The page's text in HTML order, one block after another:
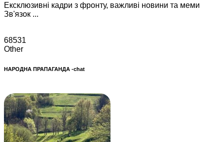
Ексклюзивні кадри з фронту, важливі новини та меми
Зв'язок ...
68531
Other
НАРОДНА ПРАПАГАНДА -chat